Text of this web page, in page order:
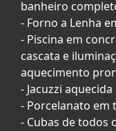
banheiro
- Forno a Lenha
- Piscina em
cascata e
aquecimento
- Jacuzzi
- Porcelanato em
- Cubas de todos